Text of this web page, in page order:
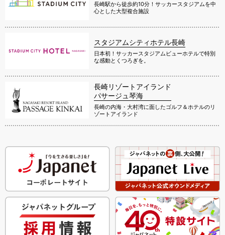
長崎駅から徒歩約10分！サッカースタジアムを中
心とした大型複合施設
スタジアムシティホテル長崎
日本初！サッカースタジアムビューホテルで特別
な感動とくつろぎを。
長崎リゾートアイランド
パサージュ琴海
長崎の内海・大村湾に面したゴルフ＆ホテルのリ
ゾートアイランド